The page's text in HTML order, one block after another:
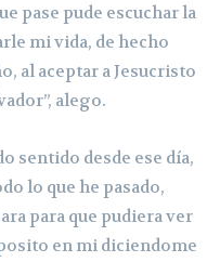
pase pude escuchar la
mi vida, de hecho
al aceptar a Jesucristo
alego.
sentido desde ese día,
lo que he pasado,
para que pudiera ver
en mi diciendome